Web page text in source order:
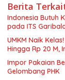
Berita
Indonesia Butuh
pada ITS
UMKM Naik
Hingga Rp 20 M,
Impor Pakaian
Gelombang PHK